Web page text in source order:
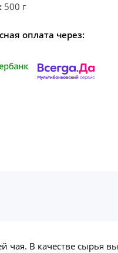
500 г
оплата через:
В качестве сырья